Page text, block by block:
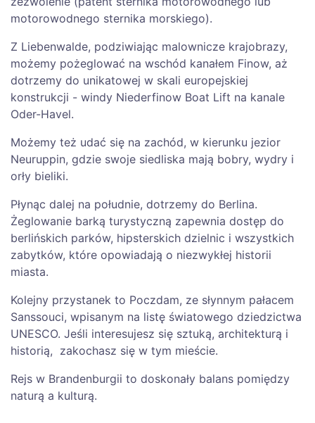
motorowodnego sternika morskiego).
Z Liebenwalde, podziwiając malownicze krajobrazy,
możemy pożeglować na wschód kanałem Finow, aż
dotrzemy do unikatowej w skali europejskiej
konstrukcji - windy Niederfinow Boat Lift na kanale
Oder-Havel.
Możemy też udać się na zachód, w kierunku jezior
Neuruppin, gdzie swoje siedliska mają bobry, wydry i
orły bieliki.
Płynąc dalej na południe, dotrzemy do Berlina.
Żeglowanie barką turystyczną zapewnia dostęp do
berlińskich parków, hipsterskich dzielnic i wszystkich
zabytków, które opowiadają o niezwykłej historii
miasta.
Kolejny przystanek to Poczdam, ze słynnym pałacem
Sanssouci, wpisanym na listę światowego dziedzictwa
UNESCO. Jeśli interesujesz się sztuką, architekturą i
historią, zakochasz się w tym mieście.
Rejs w Brandenburgii to doskonały balans pomiędzy
naturą a kulturą.